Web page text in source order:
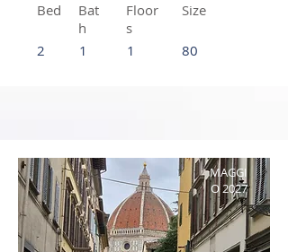
Bed
2
Bat
h
1
Floor
s
1
Size
80
MAGGI
O 2027